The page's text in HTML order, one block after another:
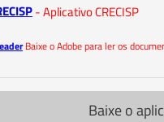
- Aplicativo CRECISP
Baixe o Adobe para ler os
Baixe o